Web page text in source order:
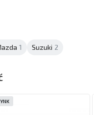
1 Suzuki 2